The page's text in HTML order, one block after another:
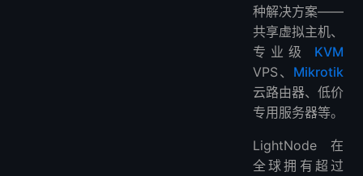
种解决方案——
共享虚拟主机、
专业级 KVM
VPS、 Mikrotik
云路由器、低价
专用服务器等。
LightNode 在
全球拥有超过